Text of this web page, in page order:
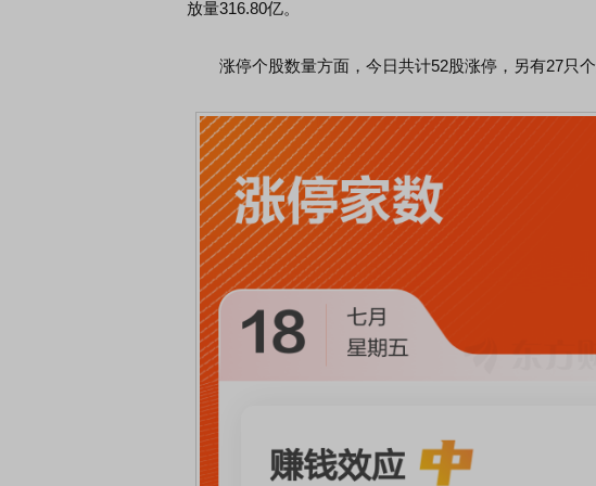
放量316.80亿。
涨停个股数量方面，今日共计52股涨停，另有27只个